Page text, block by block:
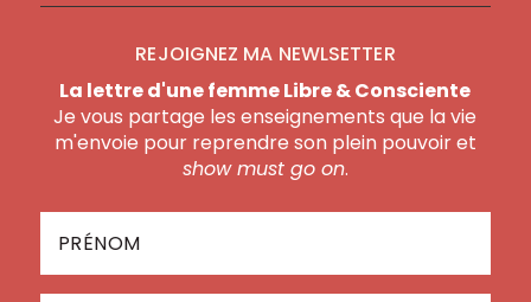
REJOIGNEZ MA NEWLSETTER
La lettre d'une femme Libre & Consciente
Je vous partage les enseignements que la vie
m'envoie pour reprendre son plein pouvoir et
show must go on.